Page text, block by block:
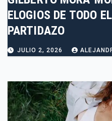
ELOGIOS DE TODO
PARTIDAZO
JULIO 2, 2026